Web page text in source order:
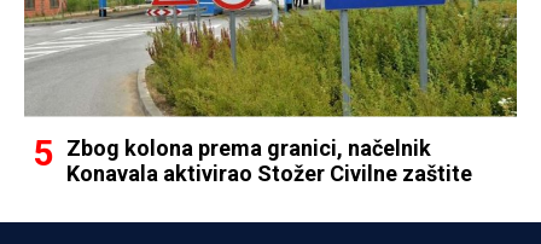
Zbog kolona prema granici, načelnik
Konavala aktivirao Stožer Civilne zaštite